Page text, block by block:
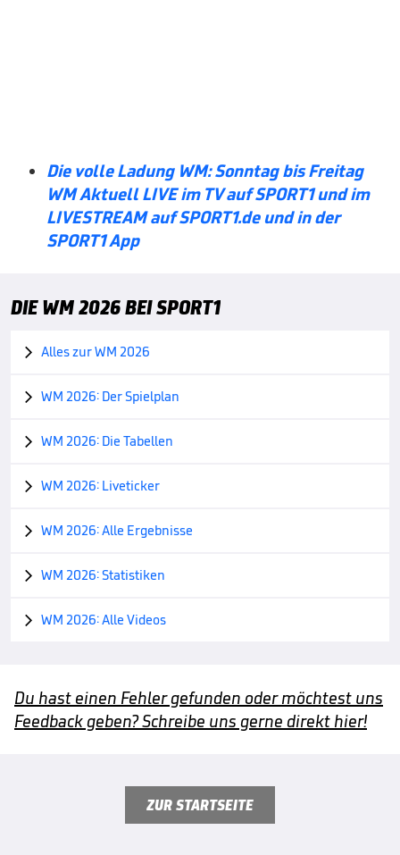
Die volle Ladung WM: Sonntag bis Freitag
WM Aktuell LIVE im TV auf SPORT1 und im
LIVESTREAM auf SPORT1.de und in der
SPORT1 App
DIE WM 2026 BEI SPORT1
 Alles zur WM 2026
 WM 2026: Der Spielplan
 WM 2026: Die Tabellen
 WM 2026: Liveticker
 WM 2026: Alle Ergebnisse
 WM 2026: Statistiken
 WM 2026: Alle Videos
Du hast einen Fehler gefunden oder möchtest uns
Feedback geben? Schreibe uns gerne direkt hier!
ZUR STARTSEITE